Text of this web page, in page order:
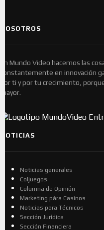
NOSOTROS
En Mundo Video hacemos las
constantemente en innovación
por ti y por tu crecimiento,
mayor.
NOTICIAS
Noticias generales
Coljuegos
Columna de Opinión
Marketing pára Casinos
Noticias para Técnicos
Sección Jurídica
Sección Financiera